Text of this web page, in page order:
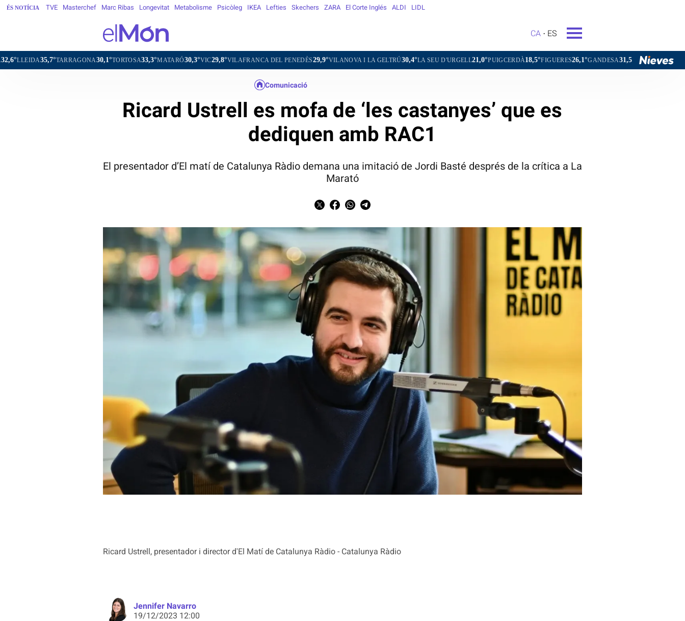
ÉS NOTÍCIA TVE Masterchef Marc Ribas Longevitat Metabolisme Psicòleg IKEA Lefties Skechers ZARA El Corte Inglés ALDI LIDL
CA ES
TARRAGONA30,1°TORTOSA33,3°MATARÓ30,3°VIC29,8°VILAFRANCA DEL PENEDÈS29,9°VILANOVA I LA GELTRÚ30,4°LA SEU D'URGELL21,0° PUIGCERDÀ18,5°FIGUERES26,1°GANDESA31,5°L'HOSPITALET DE LLOBREGAT
Ricard Ustrell, presentador i director d'El Matí de Catalunya Ràdio - Catalunya Ràdio
Comunicació
Ricard Ustrell es mofa de ‘les castanyes’ que es
dediquen amb RAC1
El presentador d’El matí de Catalunya Ràdio demana una imitació de Jordi Basté després de la crítica a La
Marató
Jennifer Navarro
19/12/2023 12:00